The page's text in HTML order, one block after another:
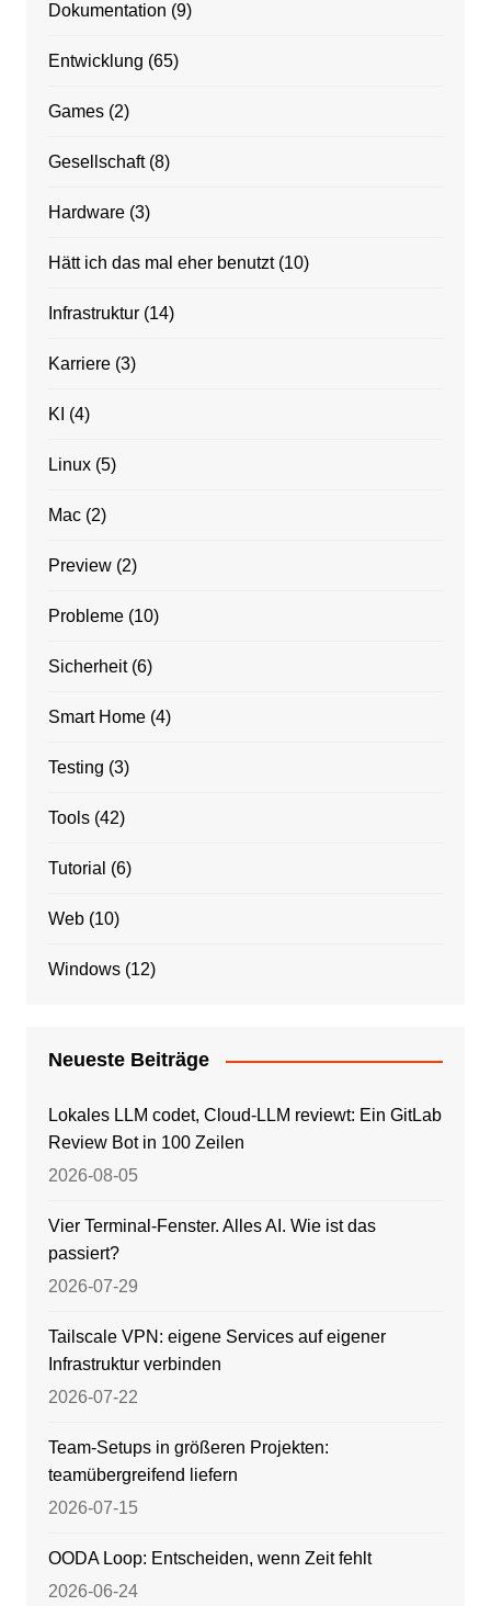
Dokumentation (9)
Entwicklung (65)
Games(2)
Gesellschaft(8)
Hardware(3)
Hätt ich das mal eher benutzt(10)
Infrastruktur(14)
Karriere(3)
KI (4)
Linux(5)
Mac(2)
Preview(2)
Probleme(10)
Sicherheit(6)
Smart Home(4)
Testing (3)
Tools(42)
Tutorial (6)
Web(10)
Windows(12)
Neueste Beiträge
Lokales LLM codet, Cloud-LLM reviewt: Ein GitLab
Review Bot in 100 Zeilen
2026-08-05
Vier Terminal-Fenster. Alles AI. Wie ist das
passiert?
2026-07-29
Tailscale VPN: eigene Services auf eigener
Infrastruktur verbinden
2026-07-22
Team-Setups in größeren Projekten:
teamübergreifend liefern
2026-07-15
OODA Loop: Entscheiden, wenn Zeit fehlt
2026-06-24